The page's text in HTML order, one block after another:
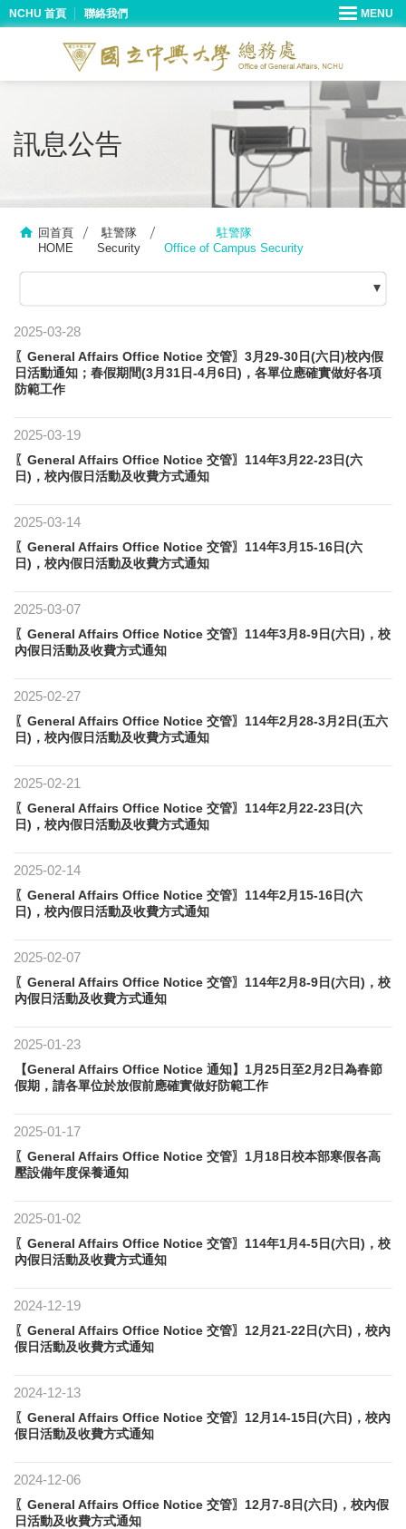
NCHU 首頁 聯絡我們
訊息公告
回首頁
HOME
駐警隊
Security
駐警隊
Office of Campus Security
2025-03-28
〖General Affairs Office Notice 交管〗3月29-30日(六日)校內假
日活動通知；春假期間(3月31日-4月6日)，各單位應確實做好各項
防範工作
2025-03-19
〖General Affairs Office Notice 交管〗114年3月22-23日(六
日)，校內假日活動及收費方式通知
2025-03-14
〖General Affairs Office Notice 交管〗114年3月15-16日(六
日)，校內假日活動及收費方式通知
2025-03-07
〖General Affairs Office Notice 交管〗114年3月8-9日(六日)，校
內假日活動及收費方式通知
2025-02-27
〖General Affairs Office Notice 交管〗114年2月28-3月2日(五六
日)，校內假日活動及收費方式通知
2025-02-21
〖General Affairs Office Notice 交管〗114年2月22-23日(六
日)，校內假日活動及收費方式通知
2025-02-14
〖General Affairs Office Notice 交管〗114年2月15-16日(六
日)，校內假日活動及收費方式通知
2025-02-07
〖General Affairs Office Notice 交管〗114年2月8-9日(六日)，校
內假日活動及收費方式通知
2025-01-23
【General Affairs Office Notice 通知】1月25日至2月2日為春節
假期，請各單位於放假前應確實做好防範工作
2025-01-17
〖General Affairs Office Notice 交管〗1月18日校本部寒假各高
壓設備年度保養通知
2025-01-02
〖General Affairs Office Notice 交管〗114年1月4-5日(六日)，校
內假日活動及收費方式通知
2024-12-19
〖General Affairs Office Notice 交管〗12月21-22日(六日)，校內
假日活動及收費方式通知
2024-12-13
〖General Affairs Office Notice 交管〗12月14-15日(六日)，校內
假日活動及收費方式通知
2024-12-06
〖General Affairs Office Notice 交管〗12月7-8日(六日)，校內假
日活動及收費方式通知